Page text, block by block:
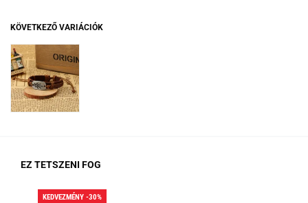
KÖVETKEZŐ VARIÁCIÓK
EZ TETSZENI FOG
KEDVEZMÉNY -30%